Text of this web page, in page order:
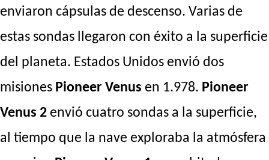
enviaron cápsulas de descenso. Varias de
estas sondas llegaron con éxito a la superficie
del planeta. Estados Unidos envió dos
misiones Pioneer Venus en 1.978. Pioneer
Venus 2 envió cuatro sondas a la superficie,
al tiempo que la nave exploraba la atmósfera